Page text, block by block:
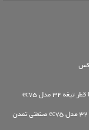
چرخ گوشت الکتروکار طرح امگا قطر تیغه 32 مدل ec75
چرخ گوشت الکتروکار طرح امگا قطر تیغه 32 مدل ec75 صنعتی تمدن